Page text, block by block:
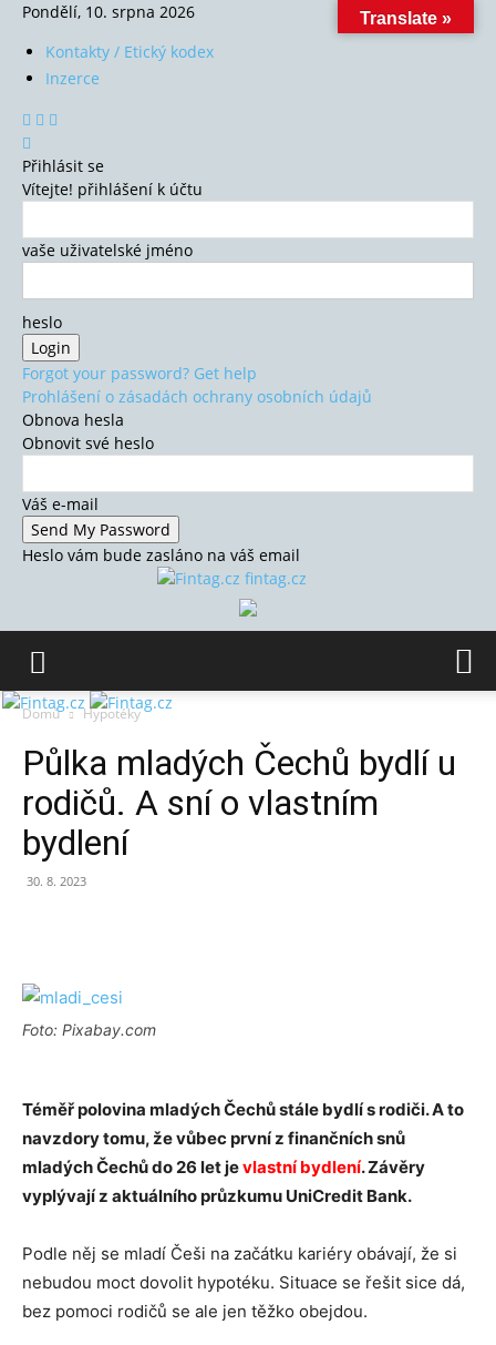
Pondělí, 10. srpna 2026
Kontakty / Etický kodex
Inzerce
Přihlásit se
Vítejte! přihlášení k účtu
vaše uživatelské jméno
heslo
Forgot your password? Get help
Prohlášení o zásadách ochrany osobních údajů
Obnova hesla
Obnovit své heslo
Váš e-mail
Heslo vám bude zasláno na váš email
fintag.cz
Domů Hypotéky
Půlka mladých Čechů bydlí u
rodičů. A sní o vlastním
bydlení
30. 8. 2023
Foto: Pixabay.com
Téměř polovina mladých Čechů stále bydlí s rodiči. A to
navzdory tomu, že vůbec první z finančních snů
mladých Čechů do 26 let jevlastní bydlení. Závěry
vyplývají z aktuálního průzkumu UniCredit Bank.
Podle něj se mladí Češi na začátku kariéry obávají, že si
nebudou moct dovolit hypotéku. Situace se řešit sice dá,
bez pomoci rodičů se ale jen těžko obejdou.
Translate »